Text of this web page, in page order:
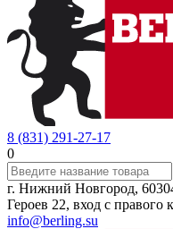
8 (831) 291-27-17
0
г. Нижний Новгород,
Героев 22, вход с правого
info@berling.su